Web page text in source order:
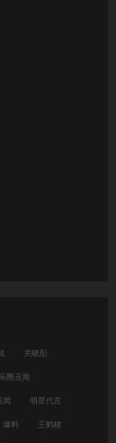
关晓彤
圈丑闻
闻 明星代言
爆料 王鹤棣